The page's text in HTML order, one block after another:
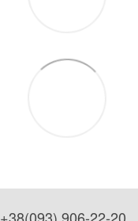
+38(093) 906-22-20